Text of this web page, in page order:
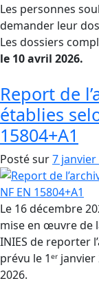
Les personnes
demander leur
Les dossiers
le 10 avril 2026.
Report de
établies
15804+A1
Posté sur7 janvier
Le 16 décembre
mise en œuvre de
INIES de reporter
prévu le 1ᵉʳ
2026.